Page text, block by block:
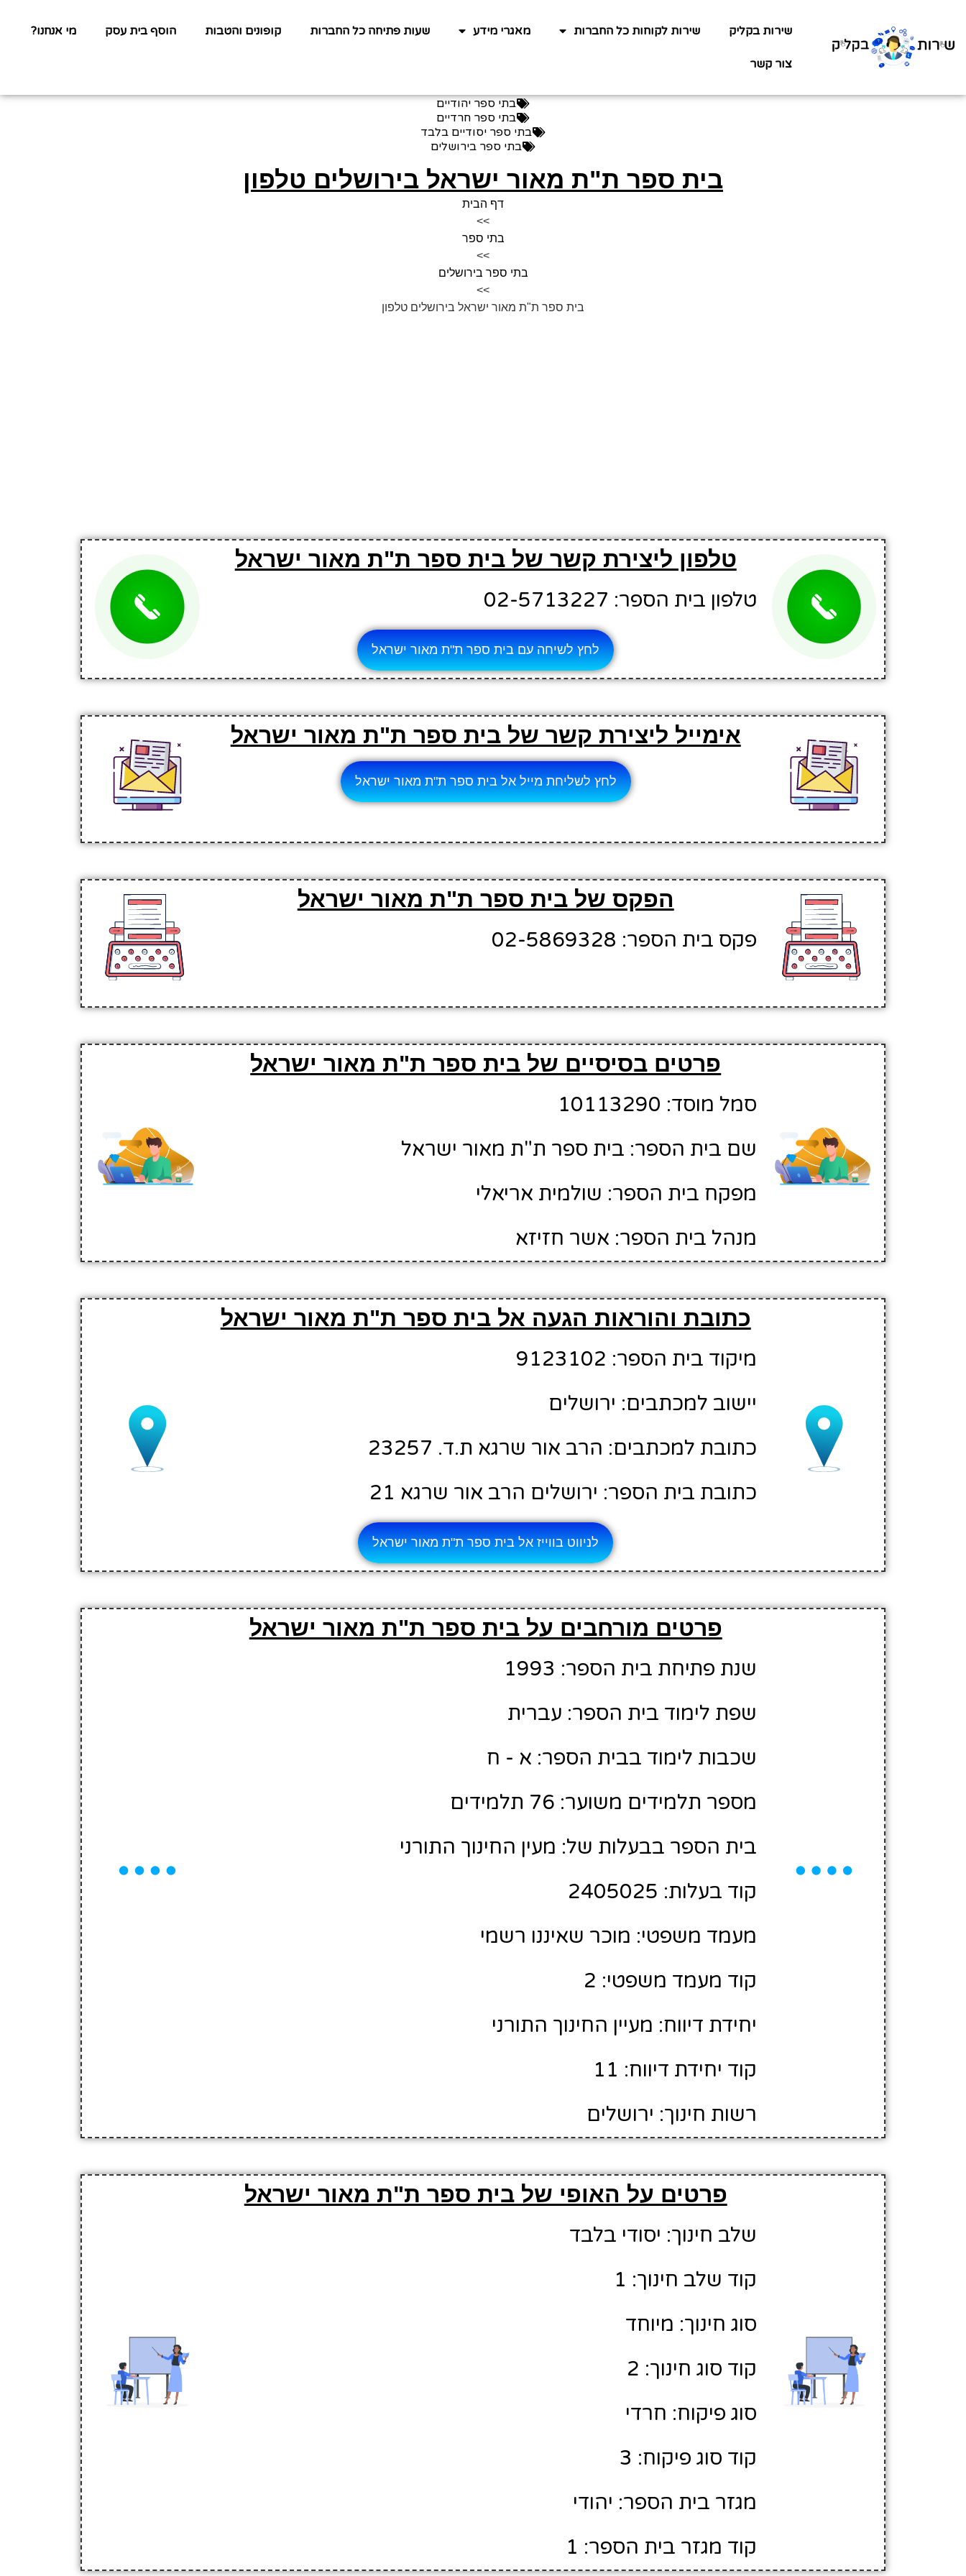
שירות בקליק שירות לקוחות כל החברות מאגרי מידע שעות פתיחה כל החברות קופונים והטבות הוסף בית עסק מי אנחנו?
צור קשר
בתי ספר יהודיים
בתי ספר חרדיים
בתי ספר יסודיים בלבד
בתי ספר בירושלים
בית ספר ת"ת מאור ישראל בירושלים טלפון
דף הבית
>>
בתי ספר
>>
בתי ספר בירושלים
>>
בית ספר ת"ת מאור ישראל בירושלים טלפון
טלפון ליצירת קשר של בית ספר ת"ת מאור ישראל
טלפון בית הספר: 02-5713227
לחץ לשיחה עם בית ספר ת"ת מאור ישראל
אימייל ליצירת קשר של בית ספר ת"ת מאור ישראל
לחץ לשליחת מייל אל בית ספר ת"ת מאור ישראל
הפקס של בית ספר ת"ת מאור ישראל
פקס בית הספר: 02-5869328
פרטים בסיסיים של בית ספר ת"ת מאור ישראל
סמל מוסד: 10113290
שם בית הספר: בית ספר ת"ת מאור ישראל
מפקח בית הספר: שולמית אריאלי
מנהל בית הספר: אשר חזיזא
כתובת והוראות הגעה אל בית ספר ת"ת מאור ישראל
מיקוד בית הספר: 9123102
יישוב למכתבים: ירושלים
כתובת למכתבים: הרב אור שרגא ת.ד. 23257
כתובת בית הספר: ירושלים הרב אור שרגא 21
לניווט בווייז אל בית ספר ת"ת מאור ישראל
פרטים מורחבים על בית ספר ת"ת מאור ישראל
שנת פתיחת בית הספר: 1993
שפת לימוד בית הספר: עברית
שכבות לימוד בבית הספר: א - ח
מספר תלמידים משוער: 76 תלמידים
בית הספר בבעלות של: מעין החינוך התורני
קוד בעלות: 2405025
מעמד משפטי: מוכר שאיננו רשמי
קוד מעמד משפטי: 2
יחידת דיווח: מעיין החינוך התורני
קוד יחידת דיווח: 11
רשות חינוך: ירושלים
פרטים על האופי של בית ספר ת"ת מאור ישראל
שלב חינוך: יסודי בלבד
קוד שלב חינוך: 1
סוג חינוך: מיוחד
קוד סוג חינוך: 2
סוג פיקוח: חרדי
קוד סוג פיקוח: 3
מגזר בית הספר: יהודי
קוד מגזר בית הספר: 1